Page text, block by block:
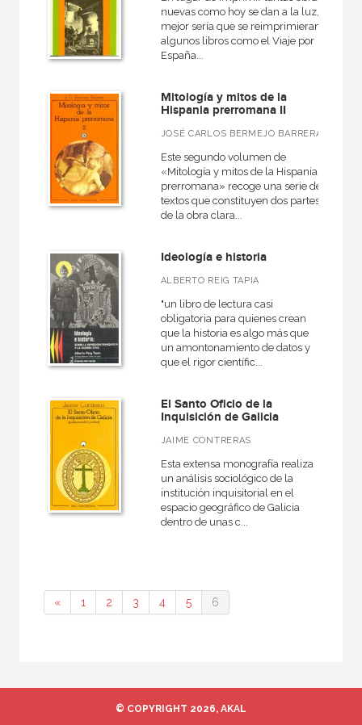
Catálogos PDF
nuevas como hoy se dan a la luz,
mejor sería que se reimprimieran
algunos libros como el Viaje por
España...
Mitología y mitos de la
Hispania prerromana II
JOSÉ CARLOS BERMEJO BARRERA
Este segundo volumen de
«Mitología y mitos de la Hispania
prerromana» recoge una serie de
textos que constituyen dos partes
de la obra clara...
Ideología e historia
ALBERTO REIG TAPIA
"un libro de lectura casi
obligatoria para quienes crean
que la historia es algo más que
un amontonamiento de datos y
que el rigor científic...
El Santo Oficio de la
Inquisición de Galicia
JAIME CONTRERAS
Esta extensa monografía realiza
un análisis sociológico de la
institución inquisitorial en el
espacio geográfico de Galicia
dentro de unas c...
« 1 2 3 4 5 6
© COPYRIGHT 2026, AKAL